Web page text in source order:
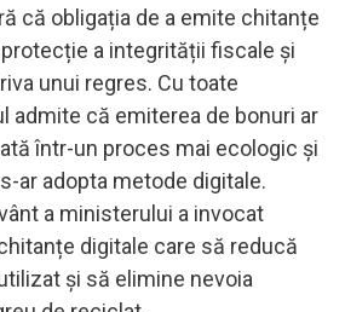
că obligația de a emite chitanțe
a integrității fiscale și
unui regres. Cu toate
admite că emiterea de bonuri ar
într-un proces mai ecologic și
ar adopta metode digitale.
a ministerului a invocat
digitale care să reducă
și să elimine nevoia